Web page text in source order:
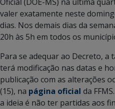
valer exatamente neste
dias. Nos demais dias da
20h às 5h em todos os
Para se adequar ao Decreto, a
terá modificação nas datas e
publicação com as alterações
(15), na página oficial da
a ideia é não ter partidas aos